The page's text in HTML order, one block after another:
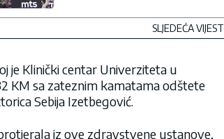
SLJEDEĆA VIJEST
je Klinički centar Univerziteta u
KM sa zateznim kamatama odštete
Sebija Izetbegović.
iz ove zdravstvene ustanove,